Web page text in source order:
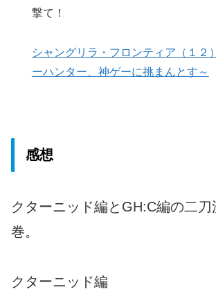
撃て！
シャングリラ・フロンティア（１
ーハンター、神ゲーに挑まんとす～
感想
クターニッド編とGH:C編の二刀
巻。
クターニッド編